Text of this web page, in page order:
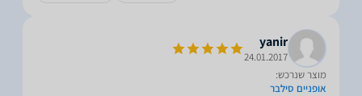
yanir
24.01.2017
מוצר שנרכש:
אופניים סילבר